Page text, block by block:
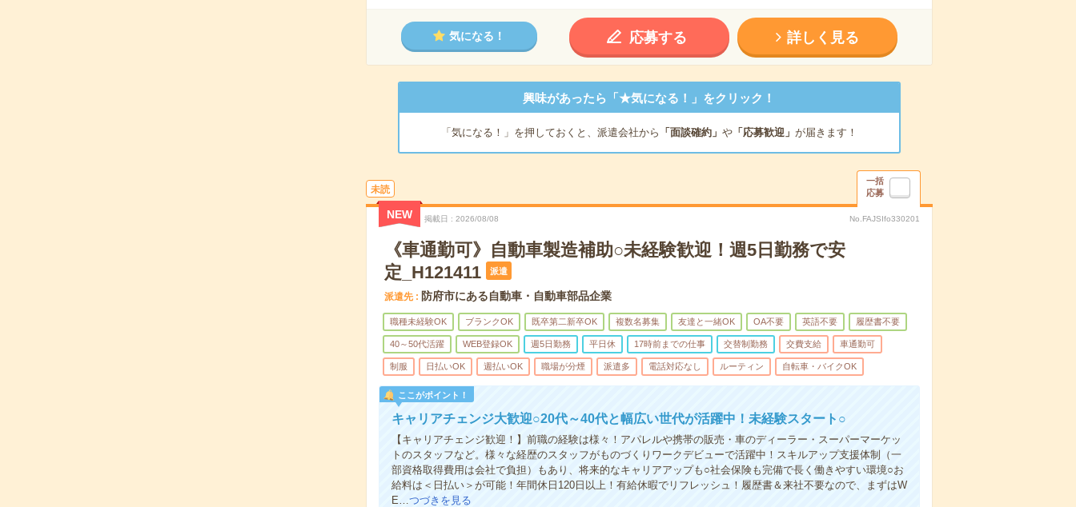
気になる！ 応募する 詳しく見る
興味があったら「★気になる！」をクリック！
「気になる！」を押しておくと、派遣会社から 「面談確約」 や「応募歓迎」 が届きます！
未読
一括
応募
NEW 掲載日 2026/08/08 No.FAJSIfo330201
《車通勤可》自動車製造補助○未経験歓迎！週5日勤務で安
定_H121411
派遣
派遣先 防府市にある自動車・自動車部品企業
職種未経験OK ブランクOK 既卒第二新卒OK 複数名募集 友達と一緒OK OA不要 英語不要 履歴書不要
40～50代活躍 WEB登録OK 週5日勤務 平日休 17時前までの仕事 交替制勤務 交費支給 車通勤可
制服 日払いOK 週払いOK 職場が分煙 派遣多 電話対応なし ルーティン 自転車・バイクOK
ここがポイント！
キャリアチェンジ大歓迎○20代～40代と幅広い世代が活躍中！未経験スタート○
【キャリアチェンジ歓迎！】前職の経験は様々！アパレルや携帯の販売・車のディーラー・スーパーマーケッ
トのスタッフなど。様々な経歴のスタッフがものづくりワークデビューで活躍中！スキルアップ支援体制（一
部資格取得費用は会社で負担）もあり、将来的なキャリアアップも○社会保険も完備で長く働きやすい環境○お
給料は＜日払い＞が可能！年間休日120日以上！有給休暇でリフレッシュ！履歴書＆来社不要なので、まずはW
E… つづきを見る